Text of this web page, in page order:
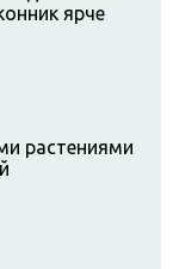
ярче
растениями